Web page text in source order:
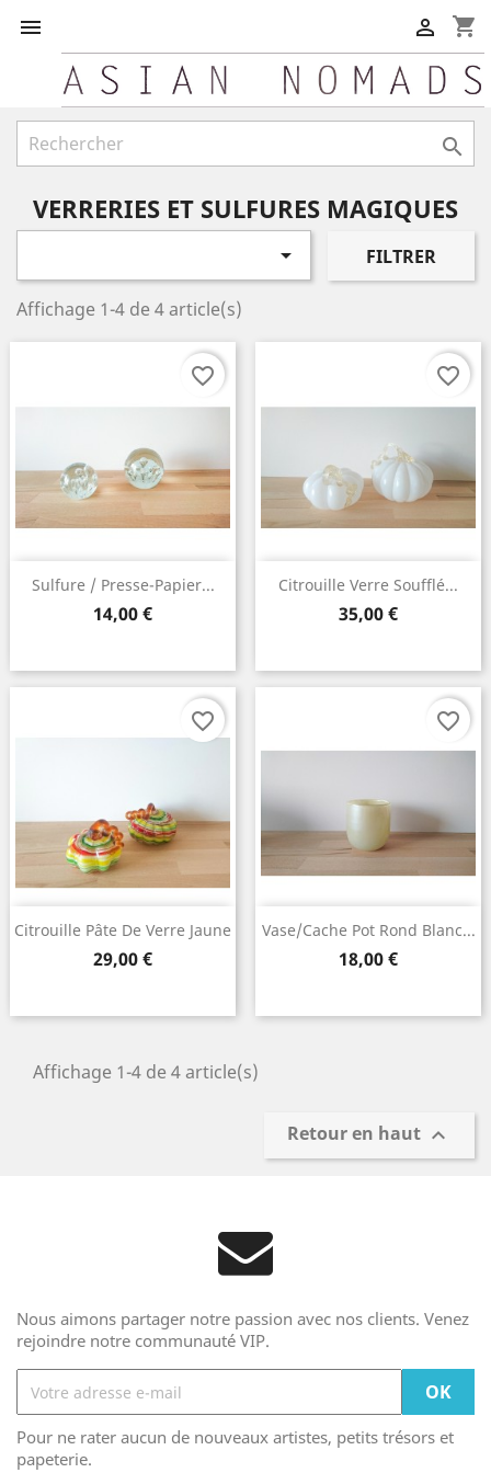
 shopping_cart


VERRERIES ET SULFURES MAGIQUES
 FILTRER
Affichage 1-4 de 4 article(s)
Sulfure / Presse-Papier...
Prix
14,00 €
favorite_border
Citrouille Verre Soufflé...
Prix
35,00 €
favorite_border
Citrouille Pâte De Verre Jaune
Prix
29,00 €
favorite_border
Vase/cache Pot Rond Blanc...
Prix
18,00 €
favorite_border
Affichage 1-4 de 4 article(s)
Retour en haut 
Nous aimons partager notre passion avec nos clients. Venez
rejoindre notre communauté VIP.
Pour ne rater aucun de nouveaux artistes, petits trésors et
papeterie.
Wishlist name
Create wishlist